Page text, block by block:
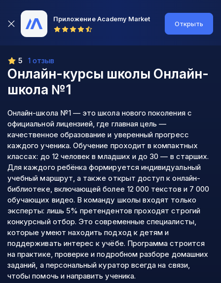
Приложение Academy Market
Открыть
Онлайн-курсы школы Онлайн-
школа №1
5 1 отзыв
Онлайн-школа №1 — это школа нового поколения с
официальной лицензией, где главная цель —
качественное образование и уверенный прогресс
каждого ученика. Обучение проходит в компактных
классах: до 12 человек в младших и до 30 — в старших.
Для каждого ребёнка формируется индивидуальный
учебный маршрут, а также открыт доступ к онлайн-
библиотеке, включающей более 12 000 текстов и 7 000
обучающих видео. В команду школы входят только
эксперты: лишь 5% претендентов проходят строгий
конкурсный отбор. Это современные специалисты,
которые умеют находить подход к детям и
поддерживать интерес к учёбе. Программа строится
на практике, проверке и подробном разборе домашних
заданий, а персональный куратор всегда на связи,
чтобы помочь и направить ученика.